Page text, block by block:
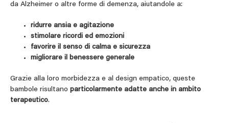
da Alzheimer o altre forme di demenza, aiutandole a:
ridurre ansia e agitazione
stimolare ricordi ed emozioni
favorire il senso di calma e sicurezza
migliorare il benessere generale
Grazie alla loro morbidezza e al design empatico, queste
bambole risultano particolarmente adatte anche in ambito
terapeutico.